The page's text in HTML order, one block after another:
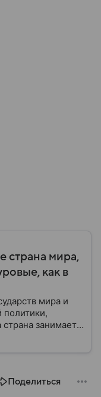
страна мира,
как в
мира и
занимает
и обладает
Поделиться